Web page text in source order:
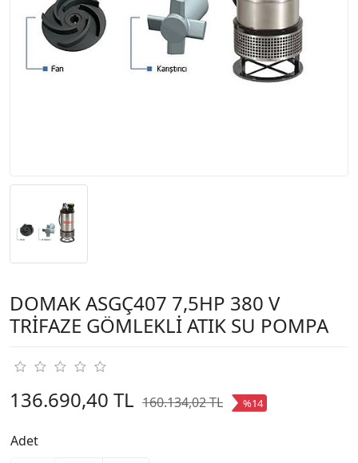
DOMAK ASGÇ407 7,5HP 380 V
TRİFAZE GÖMLEKLİ ATIK SU POMPA
136.690,40 TL 160.134,02 TL %14
Adet